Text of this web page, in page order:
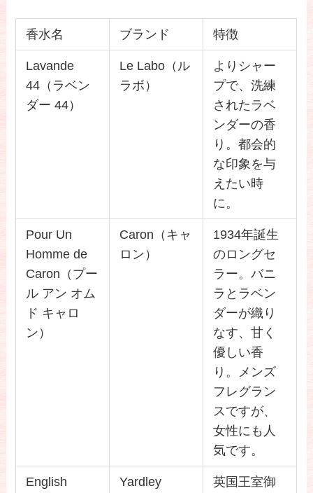
香水名 ブランド 特徴
Lavande
44（ラベン
ダー 44）
Le Labo（ル
ラボ）
よりシャー
プで、洗練
されたラベ
ンダーの香
り。都会的
な印象を与
えたい時
に。
Pour Un
Homme de
Caron（プー
ル アン オム
ド キャロ
ン）
Caron（キャ
ロン）
1934年誕生
のロングセ
ラー。バニ
ラとラベン
ダーが織り
なす、甘く
優しい香
り。メンズ
フレグラン
スですが、
女性にも人
気です。
English
Yardley
英国王室御